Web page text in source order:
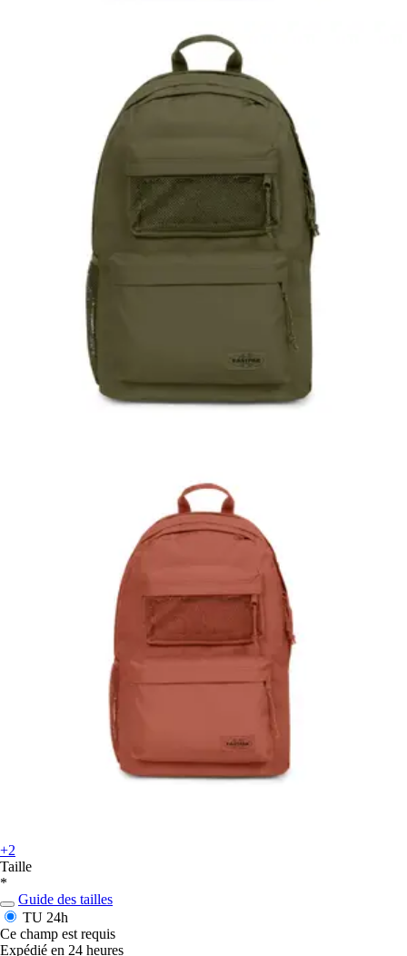
+2
Taille
*
Guide des tailles
TU 24h
Ce champ est requis
Expédié en 24 heures